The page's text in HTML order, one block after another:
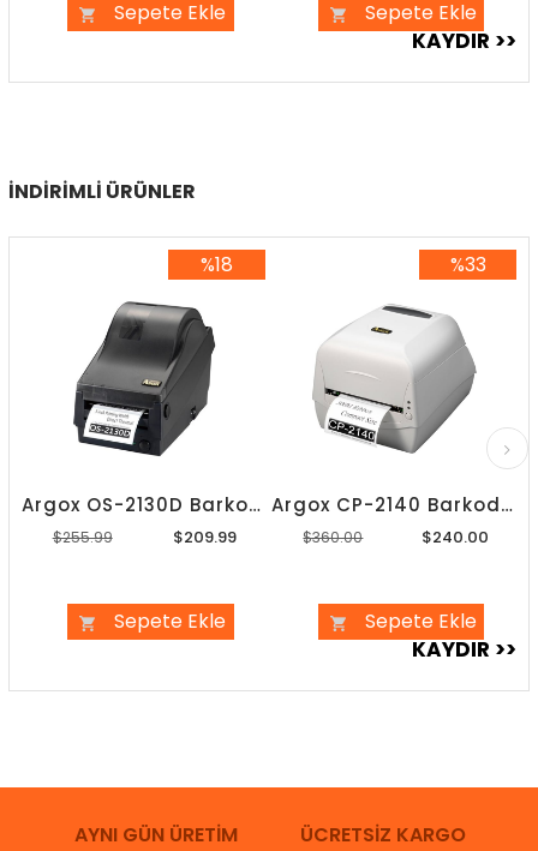
Sepete Ekle Sepete Ekle
İNDIRIMLI ÜRÜNLER
Argox OS-2130D Barkod Yazıcı
$209.99
$255.99
Sepete Ekle
%18
Argox CP-2140 Barkod Yazıcı
$240.00
$360.00
Sepete Ekle
%33
AYNI GÜN ÜRETİM ÜCRETSİZ KARGO